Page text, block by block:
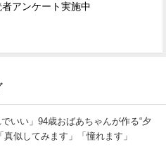
アンケート実施中
でいい」94歳おばあちゃんが作る“夕
真似してみます」「憧れます」